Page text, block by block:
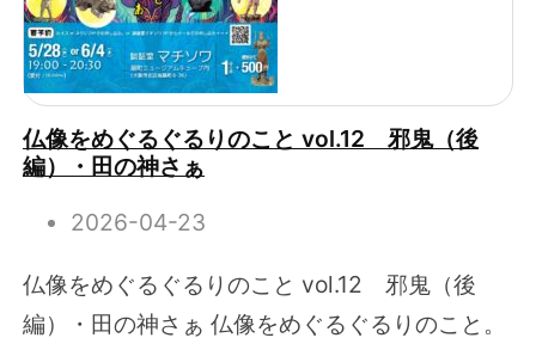
仏像をめぐるぐるりのこと vol.12 邪鬼（後
編）・田の神さぁ
2026-04-23
仏像をめぐるぐるりのこと vol.12 邪鬼（後
編）・田の神さぁ 仏像をめぐるぐるりのこと。